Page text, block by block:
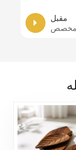
مقبل
مخصص